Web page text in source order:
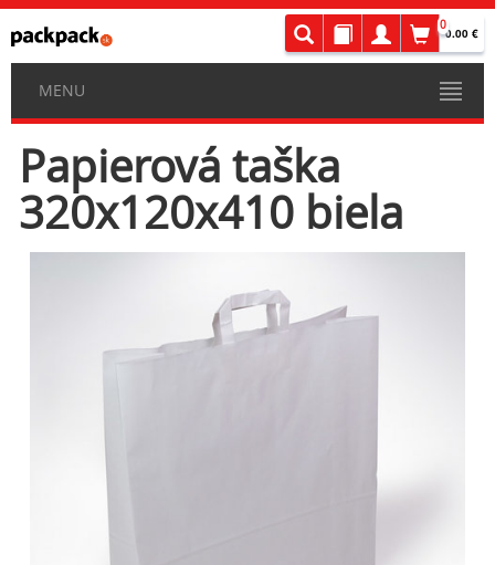
0
0.00 €
MENU
Papierová taška
320x120x410 biela